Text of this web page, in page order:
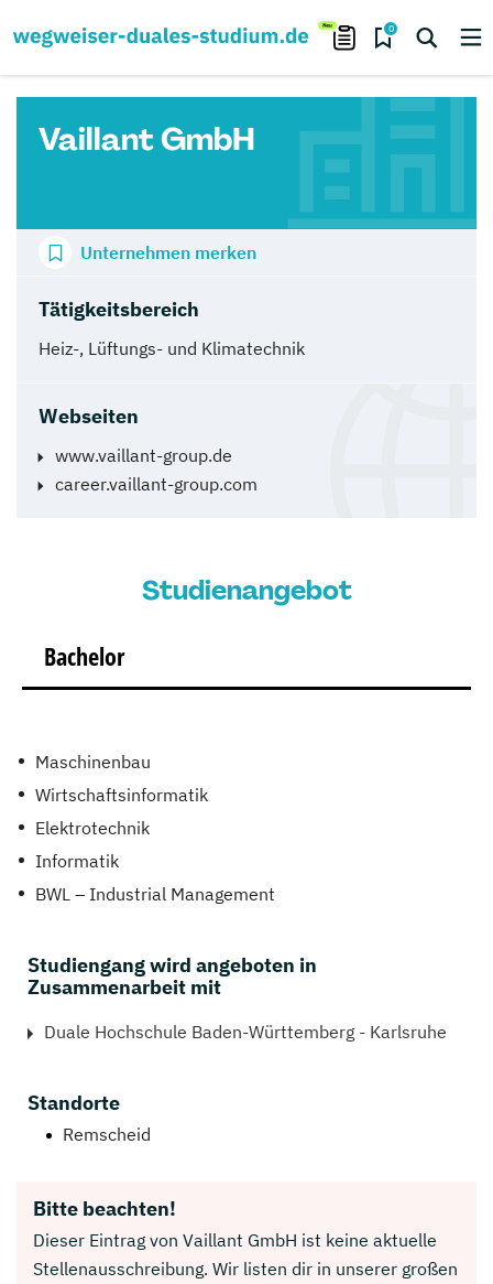
0
Vaillant GmbH
Tätigkeitsbereich
Heiz-, Lüftungs- und Klimatechnik
Webseiten
www.vaillant-group.de
career.vaillant-group.com
Unternehmen merken
Studienangebot
Bachelor
Maschinenbau
Wirtschaftsinformatik
Elektrotechnik
Informatik
BWL – Industrial Management
Studiengang wird angeboten in
Zusammenarbeit mit
Duale Hochschule Baden-Württemberg - Karlsruhe
Standorte
Remscheid
Bitte beachten!
Dieser Eintrag von Vaillant GmbH ist keine aktuelle
Stellenausschreibung. Wir listen dir in unserer großen